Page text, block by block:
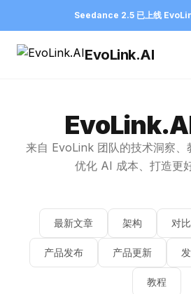
Seedance 2.5 已上线
EvoLink.AI
来自 EvoLink 团队的技术洞察、
优化 AI 成本、打造更
最新文章 架构 对比
产品发布 产品更新
教程